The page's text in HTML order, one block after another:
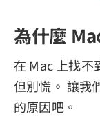
為什麼
在 Mac 上找不
但別慌。 讓我
的原因吧。